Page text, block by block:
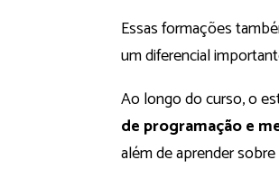
Essas formações
um diferencial
Ao longo do curso, o
de programação e
além de aprender